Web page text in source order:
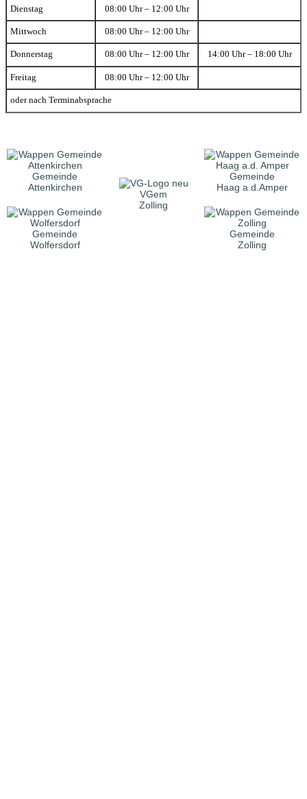
Dienstag 08:00 Uhr – 12:00 Uhr
Mittwoch 08:00 Uhr – 12:00 Uhr
Donnerstag 08:00 Uhr – 12:00 Uhr 14:00 Uhr – 18:00 Uhr
Freitag 08:00 Uhr – 12:00 Uhr
oder nach Terminabsprache
Gemeinde
Attenkirchen
VGem
Zolling
Gemeinde
Haag a.d.Amper
Gemeinde
Wolfersdorf
Gemeinde
Zolling